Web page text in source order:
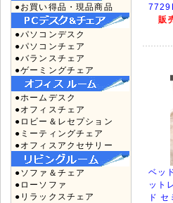
●お買い得品・現品商品
●パソコンデスク
●パソコンチェア
●バランスチェア
●ゲーミングチェア
●ホームデスク
●オフィスチェア
●ロビー＆レセプション
●ミーティングチェア
●オフィスアクセサリー
●ソファ＆チェア
●ローソファ
●リラックスチェア
販
ベッ
ット
ド